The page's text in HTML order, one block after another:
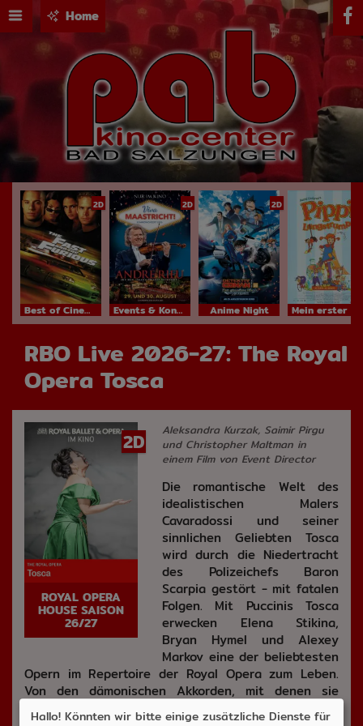
Home
2D
Best of Cinema
2D
Events & Konzerte
2D
Anime Night
RBO Live 2026-27: The Royal
Opera Tosca
2D
ROYAL OPERA
HOUSE SAISON
26/27
Aleksandra Kurzak, Saimir Pirgu
und Christopher Maltman in
einem Film von Event Director
Die romantische Welt des
idealistischen Malers
Cavaradossi und seiner
sinnlichen Geliebten Tosca
wird durch die Niedertracht
des Polizeichefs Baron
Scarpia gestört - mit fatalen
Folgen. Mit Puccinis Tosca
erwecken Elena Stikina,
Bryan Hymel und Alexey
Markov eine der beliebtesten
Opern im Repertoire der Royal Opera zum Leben.
Von den dämonischen Akkorden, mit denen sie
bekanntermaßen beginnt, bis hin zu der brutalen,
Hallo! Könnten wir bitte einige zusätzliche Dienste für